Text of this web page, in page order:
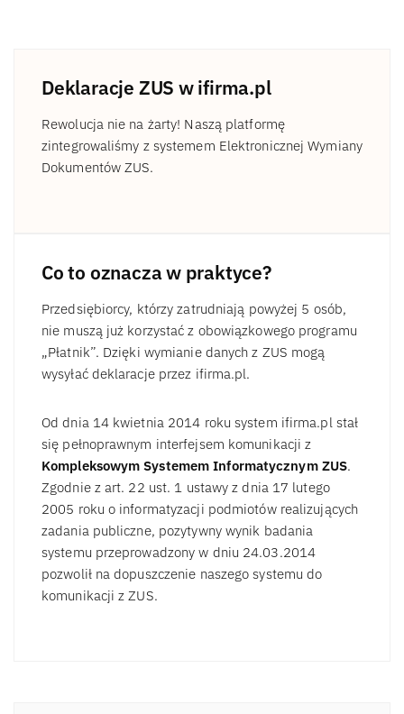
Deklaracje ZUS w ifirma.pl
Rewolucja nie na żarty! Naszą platformę
zintegrowaliśmy z systemem Elektronicznej Wymiany
Dokumentów ZUS.
Co to oznacza w praktyce?
Przedsiębiorcy, którzy zatrudniają powyżej 5 osób,
nie muszą już korzystać z obowiązkowego programu
„Płatnik”. Dzięki wymianie danych z ZUS mogą
wysyłać deklaracje przez ifirma.pl.
Od dnia 14 kwietnia 2014 roku system ifirma.pl stał
się pełnoprawnym interfejsem komunikacji z
Kompleksowym Systemem Informatycznym ZUS.
Zgodnie z art. 22 ust. 1 ustawy z dnia 17 lutego
2005 roku o informatyzacji podmiotów realizujących
zadania publiczne, pozytywny wynik badania
systemu przeprowadzony w dniu 24.03.2014
pozwolił na dopuszczenie naszego systemu do
komunikacji z ZUS.